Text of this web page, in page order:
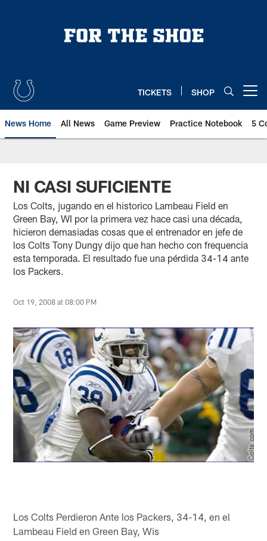
TICKETS SHOP
News Home All News Game Preview Practice Notebook 5
NI CASI SUFICIENTE
Los Colts, jugando en el historico Lambeau Field en
Green Bay, WI por la primera vez hace casi una década,
hicieron demasiadas cosas que el entrenador en jefe de
los Colts Tony Dungy dijo que han hecho con frequencia
esta temporada. El resultado fue una pérdida 34-14 ante
los Packers.
Oct 19, 2008 at 08:00 PM
Los Colts Perdieron Ante los Packers, 34-14, en el
Lambeau Field en Green Bay, Wis